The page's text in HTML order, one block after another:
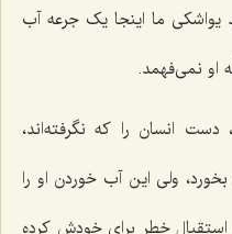
یواشکی ما اینجا یک جرعه آب
او نمی‌فهمد.
دست انسان را که نگرفته‌اند،
ولی این آب خوردن او را
خطر برای خودش کرده